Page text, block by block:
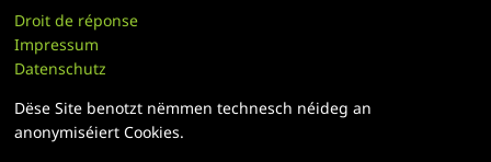
Droit de réponse
Impressum
Datenschutz
Dëse Site benotzt nëmmen technesch néideg an
anonymiséiert Cookies.